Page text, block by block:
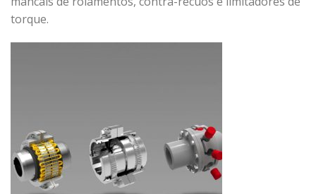
torque.